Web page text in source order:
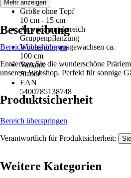
Sonne
Größe ohne Topf
10 cm - 15 cm
Anwendungsbereich
Gruppenpflanzung
Wuchshöhe ausgewachsen ca.
100 cm
Variante
Staude
EAN
5400785138748
Mehr anzeigen
Beschreibung
Bereich überspringen
Entdecken Sie die wunderschöne
unserem Webshop. Perfekt für sonnige
Produktsicherheit
Bereich überspringen
Verantwortlich für Produktsicherheit:
Weitere Kategorien